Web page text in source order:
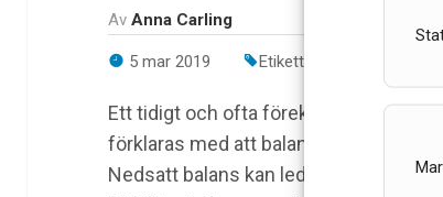
Av Anna Carling
5 mar 2019 Etiketter:
Ett tidigt och ofta förekommande
förklaras med att balansen är
Nedsatt balans kan leda till fall.